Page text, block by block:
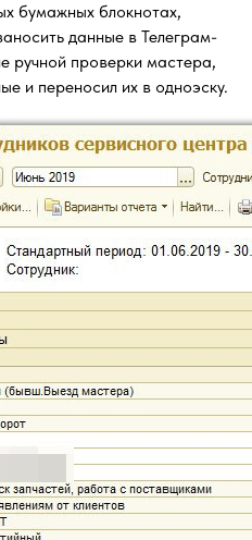
бумажных блокнотах,
данные в Телеграм-
ручной проверки мастера,
и переносил их в одноэску.